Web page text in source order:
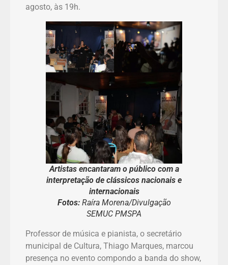
agosto, às 19h.
Artistas encantaram o público com a
interpretação de clássicos nacionais e
internacionais
Fotos:Raíra Morena/Divulgação
SEMUC PMSPA
Professor de música e pianista, o secretário
municipal de Cultura, Thiago Marques, marcou
presença no evento compondo a banda do show,